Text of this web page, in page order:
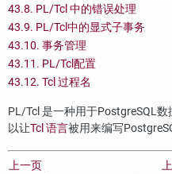
43.8. PL/Tcl 中的错误处理
43.9. PL/Tcl中的显式子事务
43.10. 事务管理
43.11. PL/Tcl配置
43.12. Tcl 过程名
PL/Tcl 是一种用于PostgreSQL数
以让Tcl 语言被用来编写
上一页